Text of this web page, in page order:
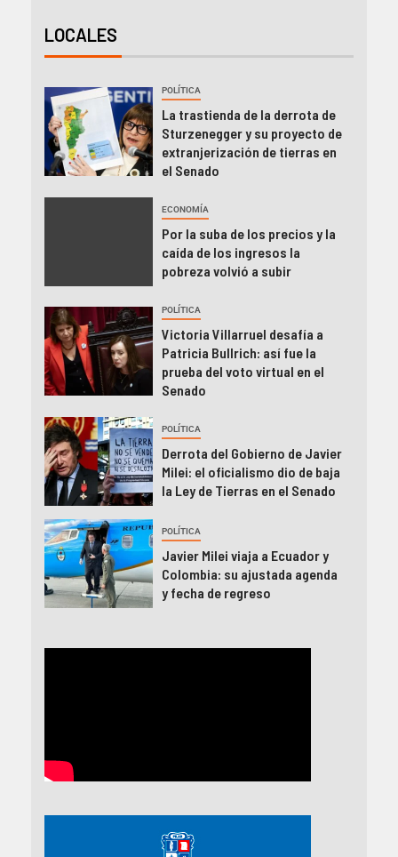
LOCALES
POLÍTICA
La trastienda de la derrota de
Sturzenegger y su proyecto de
extranjerización de tierras en
el Senado
ECONOMÍA
Por la suba de los precios y la
caída de los ingresos la
pobreza volvió a subir
POLÍTICA
Victoria Villarruel desafía a
Patricia Bullrich: así fue la
prueba del voto virtual en el
Senado
POLÍTICA
Derrota del Gobierno de Javier
Milei: el oficialismo dio de baja
la Ley de Tierras en el Senado
POLÍTICA
Javier Milei viaja a Ecuador y
Colombia: su ajustada agenda
y fecha de regreso